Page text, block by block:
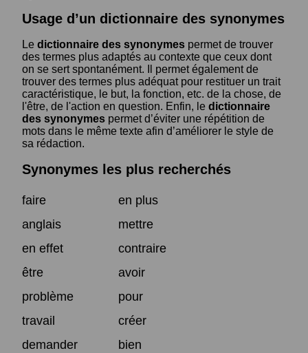
Usage d’un dictionnaire des synonymes
Le dictionnaire des synonymes permet de trouver
des termes plus adaptés au contexte que ceux dont
on se sert spontanément. Il permet également de
trouver des termes plus adéquat pour restituer un trait
caractéristique, le but, la fonction, etc. de la chose, de
l'être, de l'action en question. Enfin, le dictionnaire
des synonymes permet d’éviter une répétition de
mots dans le même texte afin d’améliorer le style de
sa rédaction.
Synonymes les plus recherchés
faire
en plus
anglais
mettre
en effet
contraire
être
avoir
problème
pour
travail
créer
demander
bien